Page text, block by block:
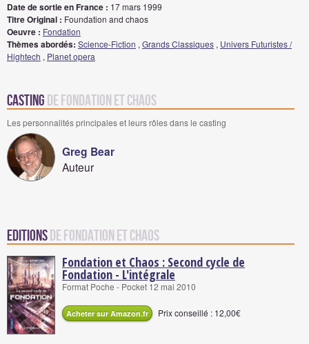
Date de sortie en France : 17 mars 1999
Titre Original : Foundation and chaos
Oeuvre : Fondation
Thèmes abordés: Science-Fiction , Grands Classiques , Univers Futuristes /
Hightech , Planet opera
Casting de Fondation et Chaos
Les personnalités principales et leurs rôles dans le casting
Greg Bear
Auteur
Editionsde Fondation et Chaos
Fondation et Chaos : Second cycle de
Fondation - L'intégrale
Format Poche - Pocket 12 mai 2010
Acheter sur Amazon.fr Prix conseillé : 12,00€